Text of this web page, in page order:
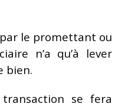
le promettant ou
n’a qu’à lever
bien.
se fera